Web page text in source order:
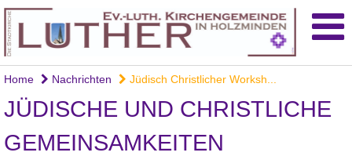
Home Nachrichten Jüdisch Christlicher Worksh...
JÜDISCHE UND CHRISTLICHE
GEMEINSAMKEITEN